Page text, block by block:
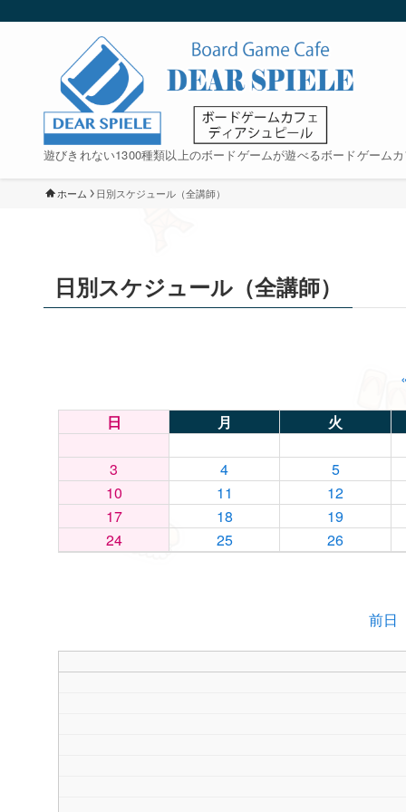
遊びきれない1300種類以上のボードゲームが遊べるボードゲーム
ホーム 日別スケジュール（全講師）
日別スケジュール（全講師）
日 月 火
3 4
5
10
11
12
17
18
19
24
25 26
前日